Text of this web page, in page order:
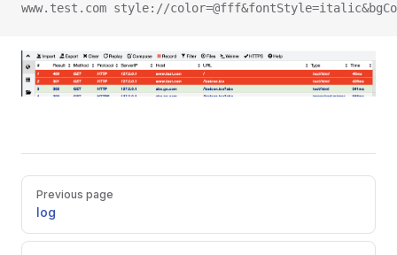
www.test.com style://
Pager
Previous page
log